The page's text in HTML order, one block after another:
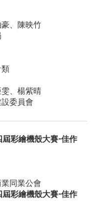
、陳映竹
、楊紫晴
委員會
彩繪機殼大賽-佳作
同業公會
彩繪機殼大賽-佳作